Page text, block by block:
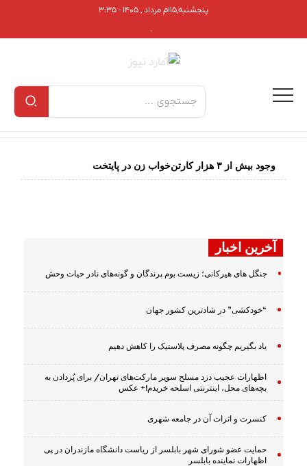
پنجشنبه,۱۵ام مرداد , ۱۴۰۵ - ۳:۳۵
.
وجود بیش از ۳ هزار کارتن‌خواب زن در پایتخت
آخرین اخبار
جنگل های هیرکانی؛ زیست بوم پرندگان و گونه‌های نادر حیات وحش
“خودکشی” در شادترین کشور جهان
یاد بگیریم چگونه مصرف پلاستیک را کاهش دهیم
اظهارات عجیب دزد مسلح سوپر مارکت‌های تهران/ برای پُزدادن به
بچه‌های محل، اینترنتی اسلحه خریدم!+ عکس
کنسرت و اثرات آن در جامعه شهری
حمایت عضو شورای شهر بابلسر از ریاست دانشگاه مازندران در پی
اظهارات نماینده بابلسر